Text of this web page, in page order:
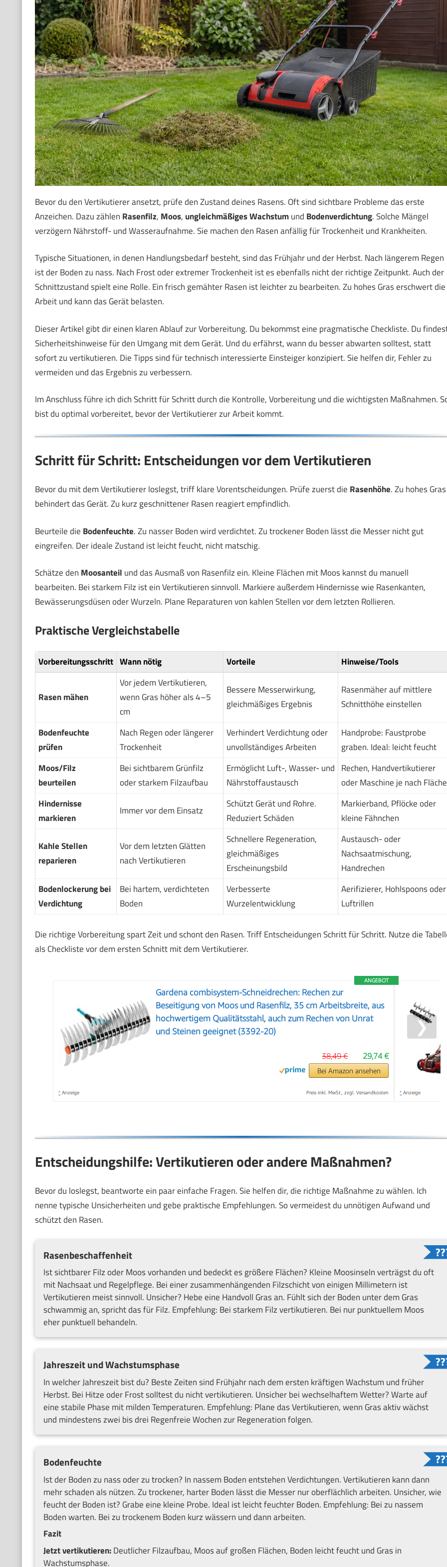
Bevor du den Vertikutierer ansetzt, prüfe den Zustand deines Rasens. Oft sind sichtbare Probleme das erste
Anzeichen. Dazu zählen Rasenfilz, Moos, ungleichmäßiges Wachstumund Bodenverdichtung. Solche Mängel
verzögern Nährstoff- und Wasseraufnahme. Sie machen den Rasen anfällig für Trockenheit und Krankheiten.
Typische Situationen, in denen Handlungsbedarf besteht, sind das Frühjahr und der Herbst. Nach längerem Regen
ist der Boden zu nass. Nach Frost oder extremer Trockenheit ist es ebenfalls nicht der richtige Zeitpunkt. Auch der
Schnittzustand spielt eine Rolle. Ein frisch gemähter Rasen ist leichter zu bearbeiten. Zu hohes Gras erschwert die
Arbeit und kann das Gerät belasten.
Dieser Artikel gibt dir einen klaren Ablauf zur Vorbereitung. Du bekommst eine pragmatische Checkliste. Du
Sicherheitshinweise für den Umgang mit dem Gerät. Und du erfährst, wann du besser abwarten solltest, statt
sofort zu vertikutieren. Die Tipps sind für technisch interessierte Einsteiger konzipiert. Sie helfen dir, Fehler zu
vermeiden und das Ergebnis zu verbessern.
Im Anschluss führe ich dich Schritt für Schritt durch die Kontrolle, Vorbereitung und die wichtigsten Maßnahmen.
bist du optimal vorbereitet, bevor der Vertikutierer zur Arbeit kommt.
Schritt für Schritt: Entscheidungen vor dem Vertikutieren
Bevor du mit dem Vertikutierer loslegst, triff klare Vorentscheidungen. Prüfe zuerst die Rasenhöhe. Zu hohes Gras
behindert das Gerät. Zu kurz geschnittener Rasen reagiert empfindlich.
Beurteile die Bodenfeuchte. Zu nasser Boden wird verdichtet. Zu trockener Boden lässt die Messer nicht gut
eingreifen. Der ideale Zustand ist leicht feucht, nicht matschig.
Schätze den Moosanteil und das Ausmaß von Rasenfilz ein. Kleine Flächen mit Moos kannst du manuell
bearbeiten. Bei starkem Filz ist ein Vertikutieren sinnvoll. Markiere außerdem Hindernisse wie Rasenkanten,
Bewässerungsdüsen oder Wurzeln. Plane Reparaturen von kahlen Stellen vor dem letzten Rollieren.
Praktische Vergleichstabelle
Vorbereitungsschritt Wann nötig Vorteile Hinweise/Tools
Rasen mähen
Vor jedem Vertikutieren,
wenn Gras höher als 4–5
cm
Bessere Messerwirkung,
gleichmäßiges Ergebnis
Rasenmäher auf mittlere
Schnitthöhe einstellen
Bodenfeuchte
prüfen
Nach Regen oder längerer
Trockenheit
Verhindert Verdichtung oder
unvollständiges Arbeiten
Handprobe: Faustprobe
graben. Ideal: leicht feucht
Moos/Filz
beurteilen
Bei sichtbarem Grünfilz
oder starkem Filzaufbau
Ermöglicht Luft-, Wasser- und
Nährstoffaustausch
Rechen, Handvertikutierer
oder Maschine je nach Fläche
Hindernisse
markieren
Immer vor dem Einsatz
Schützt Gerät und Rohre.
Reduziert Schäden
Markierband, Pflöcke oder
kleine Fähnchen
Kahle Stellen
reparieren
Vor dem letzten Glätten
nach Vertikutieren
Schnellere Regeneration,
gleichmäßiges
Erscheinungsbild
Austausch- oder
Nachsaatmischung,
Handrechen
Bodenlockerung bei
Verdichtung
Bei hartem, verdichteten
Boden
Verbesserte
Wurzelentwicklung
Aerifizierer, Hohlspoons oder
Luftrillen
Die richtige Vorbereitung spart Zeit und schont den Rasen. Triff Entscheidungen Schritt für Schritt. Nutze die
als Checkliste vor dem ersten Schnitt mit dem Vertikutierer.
ANGEBOT
Gardena combisystem-Schneidrechen: Rechen zur
Beseitigung von Moos und Rasenfilz, 35 cm Arbeitsbreite, aus
hochwertigem Qualitätsstahl, auch zum Rechen von Unrat
und Steinen geeignet (3392-20)
29,74 €
38,49 €
Bei Amazon ansehen
* Anzeige Preis inkl. MwSt., zzgl. Versandkosten * Anzeige
❯
Entscheidungshilfe: Vertikutieren oder andere Maßnahmen?
Bevor du loslegst, beantworte ein paar einfache Fragen. Sie helfen dir, die richtige Maßnahme zu wählen. Ich
nenne typische Unsicherheiten und gebe praktische Empfehlungen. So vermeidest du unnötigen Aufwand und
schützt den Rasen.
Rasenbeschaffenheit
Ist sichtbarer Filz oder Moos vorhanden und bedeckt es größere Flächen? Kleine Moosinseln verträgst du oft
mit Nachsaat und Regelpflege. Bei einer zusammenhängenden Filzschicht von einigen Millimetern ist
Vertikutieren meist sinnvoll. Unsicher? Hebe eine Handvoll Gras an. Fühlt sich der Boden unter dem Gras
schwammig an, spricht das für Filz. Empfehlung: Bei starkem Filz vertikutieren. Bei nur punktuellem Moos
eher punktuell behandeln.
Jahreszeit und Wachstumsphase
In welcher Jahreszeit bist du? Beste Zeiten sind Frühjahr nach dem ersten kräftigen Wachstum und früher
Herbst. Bei Hitze oder Frost solltest du nicht vertikutieren. Unsicher bei wechselhaftem Wetter? Warte auf
eine stabile Phase mit milden Temperaturen. Empfehlung: Plane das Vertikutieren, wenn Gras aktiv wächst
und mindestens zwei bis drei Regenfreie Wochen zur Regeneration folgen.
Bodenfeuchte
Ist der Boden zu nass oder zu trocken? In nassem Boden entstehen Verdichtungen. Vertikutieren kann dann
mehr schaden als nützen. Zu trockener, harter Boden lässt die Messer nur oberflächlich arbeiten. Unsicher, wie
feucht der Boden ist? Grabe eine kleine Probe. Ideal ist leicht feuchter Boden. Empfehlung: Bei zu nassem
Boden warten. Bei zu trockenem Boden kurz wässern und dann arbeiten.
Fazit
Jetzt vertikutieren:Deutlicher Filzaufbau, Moos auf großen Flächen, Boden leicht feucht und Gras in
Wachstumsphase.